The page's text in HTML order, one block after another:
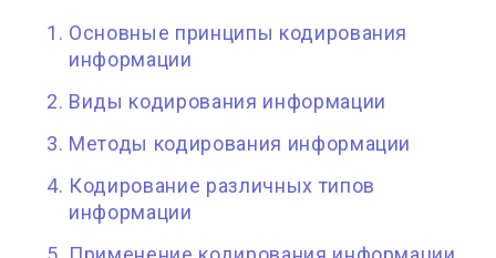
Основные принципы кодирования
информации
Виды кодирования информации
Методы кодирования информации
Кодирование различных типов
информации